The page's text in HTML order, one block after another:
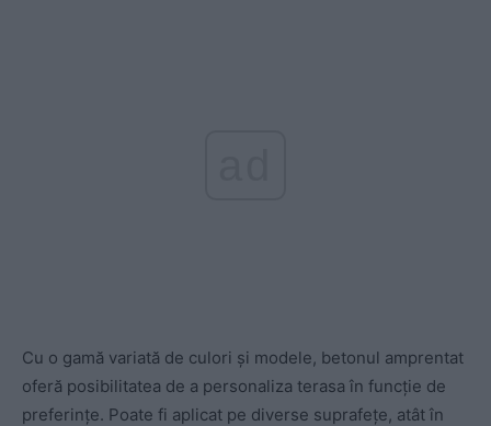
Cu o gamă variată de culori și modele, betonul amprentat
oferă posibilitatea de a personaliza terasa în funcție de
preferințe. Poate fi aplicat pe diverse suprafețe, atât în